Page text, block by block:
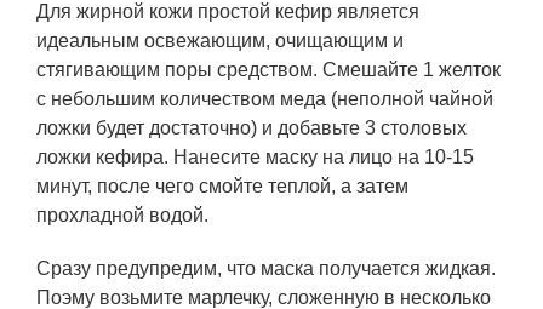
Для жирной кожи простой кефир является
идеальным освежающим, очищающим и
стягивающим поры средством. Смешайте 1 желток
с небольшим количеством меда (неполной чайной
ложки будет достаточно) и добавьте 3 столовых
ложки кефира. Нанесите маску на лицо на 10-15
минут, после чего смойте теплой, а затем
прохладной водой.
Сразу предупредим, что маска получается жидкая.
Поэму возьмите марлечку, сложенную в несколько